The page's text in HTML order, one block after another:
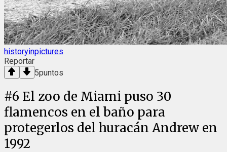
historyinpictures
Reportar
5puntos
#6 El zoo de Miami puso 30
flamencos en el baño para
protegerlos del huracán Andrew en
1992